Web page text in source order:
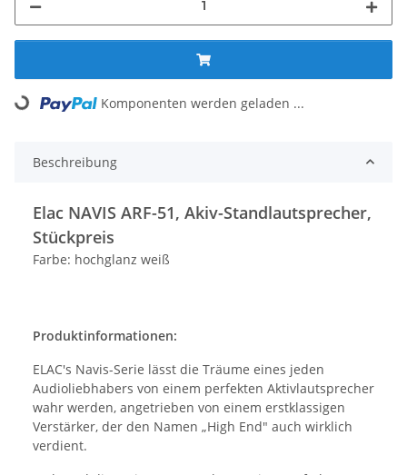
Loading... Komponenten werden geladen ...
Beschreibung
Elac NAVIS ARF-51, Akiv-Standlautsprecher,
Stückpreis
Farbe: hochglanz weiß
Produktinformationen:
ELAC's Navis-Serie lässt die Träume eines jeden
Audioliebhabers von einem perfekten Aktivlautsprecher
wahr werden, angetrieben von einem erstklassigen
Verstärker, der den Namen „High End" auch wirklich
verdient.